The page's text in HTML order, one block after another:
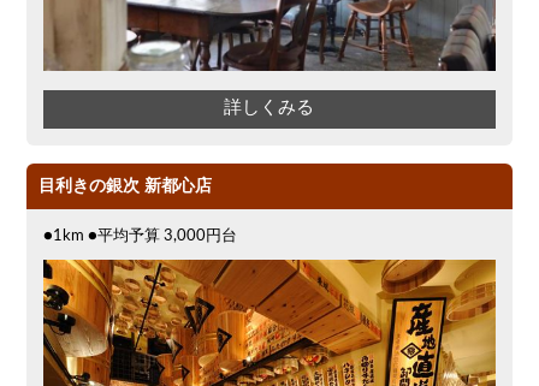
詳しくみる
目利きの銀次 新都心店
●1km ●平均予算 3,000円台